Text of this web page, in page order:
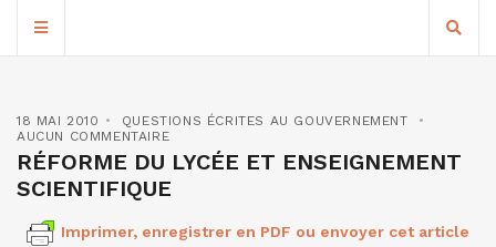
18 MAI 2010
QUESTIONS ÉCRITES AU GOUVERNEMENT
AUCUN COMMENTAIRE
RÉFORME DU LYCÉE ET ENSEIGNEMENT
SCIENTIFIQUE
Imprimer, enregistrer en PDF ou envoyer cet article